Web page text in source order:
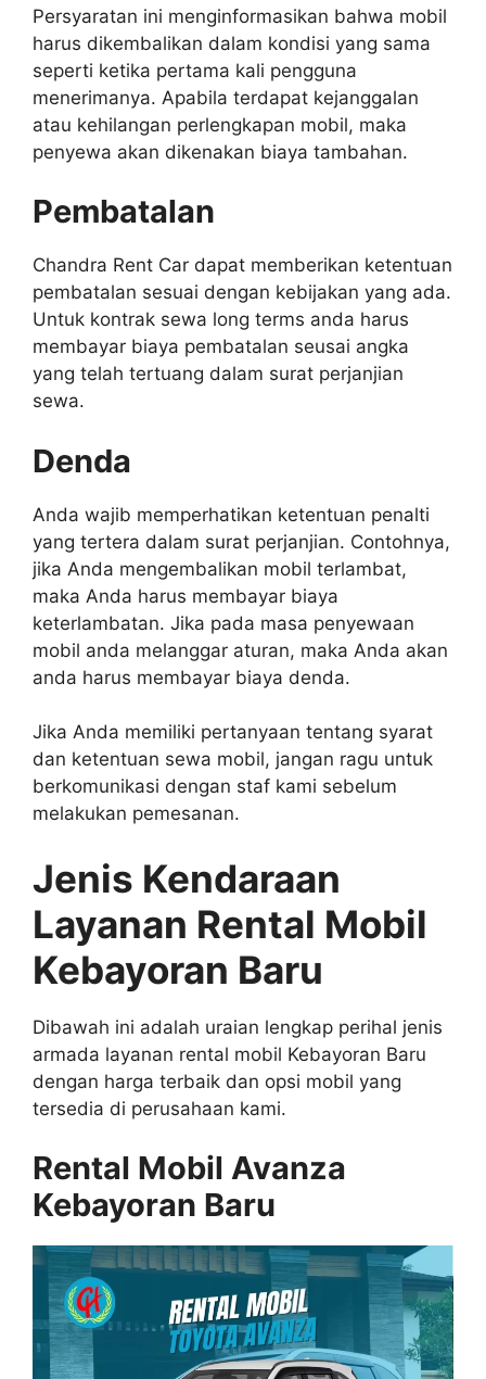
Persyaratan ini menginformasikan bahwa mobil
harus dikembalikan dalam kondisi yang sama
seperti ketika pertama kali pengguna
menerimanya. Apabila terdapat kejanggalan
atau kehilangan perlengkapan mobil, maka
penyewa akan dikenakan biaya tambahan.
Pembatalan
Chandra Rent Car dapat memberikan ketentuan
pembatalan sesuai dengan kebijakan yang ada.
Untuk kontrak sewa long terms anda harus
membayar biaya pembatalan seusai angka
yang telah tertuang dalam surat perjanjian
sewa.
Denda
Anda wajib memperhatikan ketentuan penalti
yang tertera dalam surat perjanjian. Contohnya,
jika Anda mengembalikan mobil terlambat,
maka Anda harus membayar biaya
keterlambatan. Jika pada masa penyewaan
mobil anda melanggar aturan, maka Anda akan
anda harus membayar biaya denda.
Jika Anda memiliki pertanyaan tentang syarat
dan ketentuan sewa mobil, jangan ragu untuk
berkomunikasi dengan staf kami sebelum
melakukan pemesanan.
Jenis Kendaraan
Layanan Rental Mobil
Kebayoran Baru
Dibawah ini adalah uraian lengkap perihal jenis
armada layanan rental mobil Kebayoran Baru
dengan harga terbaik dan opsi mobil yang
tersedia di perusahaan kami.
Rental Mobil Avanza
Kebayoran Baru